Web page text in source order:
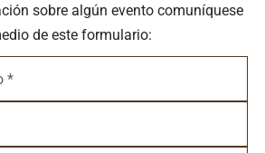
sobre algún evento comuníquese
de este formulario: